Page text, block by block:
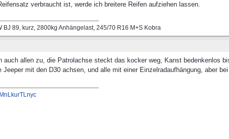
verbraucht ist, werde ich breitere Reifen aufziehen lassen.
BJ 89, kurz, 2800kg Anhängelast, 245/70 R16 M+S Kobra
auch allen zu, die Patrolachse steckt das kocker weg, Kanst bedenkenlos
Jeeper mit den D30 achsen, und alle mit einer Einzelradaufhängung, aber